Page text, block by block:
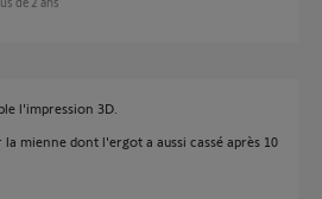
l'impression 3D.
mienne dont l'ergot a aussi cassé après 10